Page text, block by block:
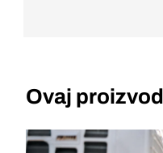
Ovaj